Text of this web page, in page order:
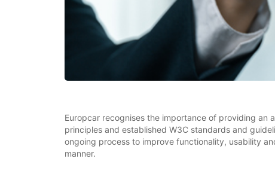
Europcar recognises the importance of providing an
principles and established W3C standards and
ongoing process to improve functionality, usability
manner.